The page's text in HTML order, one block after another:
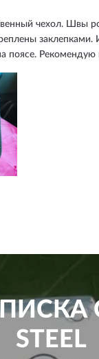
чехол. Швы
заклепками.
поясе. Рекомендую
STEEL